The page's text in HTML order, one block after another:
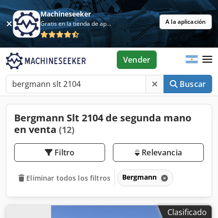
Machineseeker
Gratis en la tienda de aplicaciones A la aplicación
Buscar
Vender
Bergmann Slt 2104 de segunda mano
en venta (12)
Filtro Relevancia
Eliminar todos los filtros Bergmann
Clasificado